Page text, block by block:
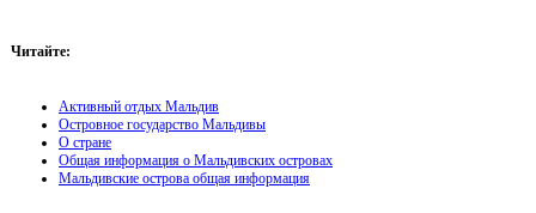
Читайте:
Активный отдых Мальдив
Островное государство Мальдивы
О стране
Общая информация о Мальдивских островах
Мальдивские острова общая информация